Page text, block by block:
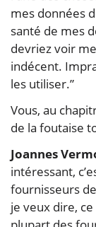
mes données
santé de mes
devriez voir
indécent.
les utiliser.”
Vous, au
de la foutaise
Joannes
intéressant,
fournisseurs
je veux dire,